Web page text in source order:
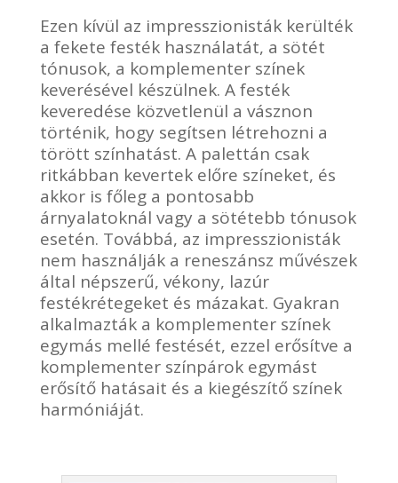
Ezen kívül az impresszionisták kerülték
a fekete festék használatát, a sötét
tónusok, a komplementer színek
keverésével készülnek. A festék
keveredése közvetlenül a vásznon
történik, hogy segítsen létrehozni a
törött színhatást. A palettán csak
ritkábban kevertek előre színeket, és
akkor is főleg a pontosabb
árnyalatoknál vagy a sötétebb tónusok
esetén. Továbbá, az impresszionisták
nem használják a reneszánsz művészek
által népszerű, vékony, lazúr
festékrétegeket és mázakat. Gyakran
alkalmazták a komplementer színek
egymás mellé festését, ezzel erősítve a
komplementer színpárok egymást
erősítő hatásait és a kiegészítő színek
harmóniáját.